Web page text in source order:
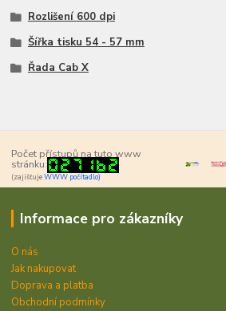
Rozlišení 600 dpi
Šířka tisku 54 - 57 mm
Řada Cab X
Počet přístupů na tuto www
stránku:
(zajišťujeWWW počítadlo)
Informace pro zákazníky
O nás
Jak nakupovat
Doprava a platba
Obchodní podmínky